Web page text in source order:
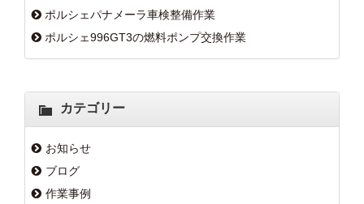
ポルシェパナメーラ車検整備作業
ポルシェ996GT3の燃料ポンプ交換作業
カテゴリー
お知らせ
ブログ
作業事例